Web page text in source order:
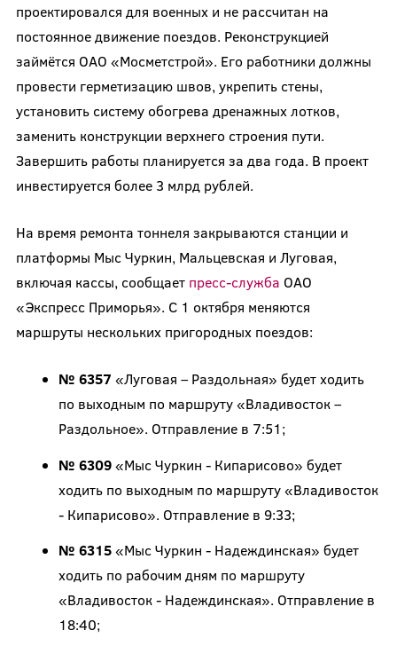
проектировался для военных и не рассчитан на
постоянное движение поездов. Реконструкцией
займётся ОАО «Мосметстрой». Его работники должны
провести герметизацию швов, укрепить стены,
установить систему обогрева дренажных лотков,
заменить конструкции верхнего строения пути.
Завершить работы планируется за два года. В проект
инвестируется более 3 млрд рублей.
На время ремонта тоннеля закрываются станции и
платформы Мыс Чуркин, Мальцевская и Луговая,
включая кассы, сообщает пресс-служба ОАО
«Экспресс Приморья». С 1 октября меняются
маршруты нескольких пригородных поездов:
№ 6357 «Луговая – Раздольная» будет ходить
по выходным по маршруту «Владивосток –
Раздольное». Отправление в 7:51;
№ 6309«Мыс Чуркин - Кипарисово» будет
ходить по выходным по маршруту «Владивосток
- Кипарисово». Отправление в 9:33;
№ 6315«Мыс Чуркин - Надеждинская» будет
ходить по рабочим дням по маршруту
«Владивосток - Надеждинская». Отправление в
18:40;